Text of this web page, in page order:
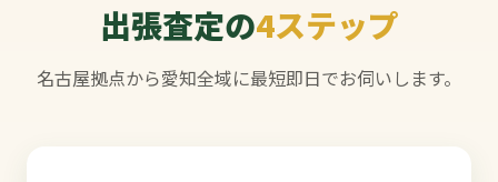
出張査定の4ステップ
名古屋拠点から愛知全域に最短即日でお伺いします。